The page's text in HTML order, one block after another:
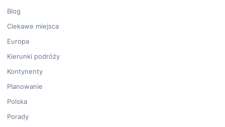
Blog
Ciekawe miejsca
Europa
Kierunki podróży
Kontynenty
Planowanie
Polska
Porady